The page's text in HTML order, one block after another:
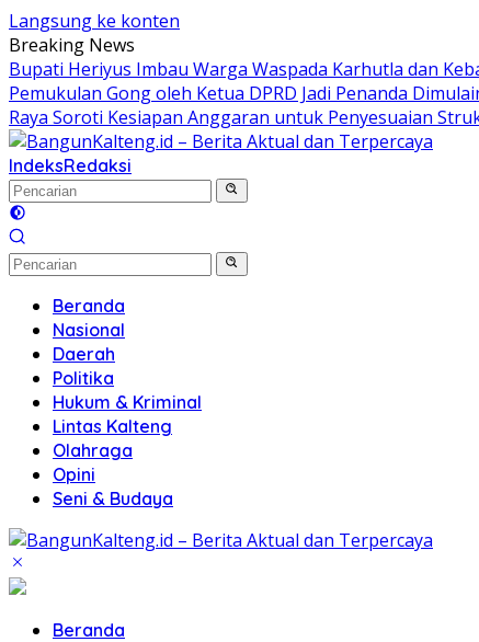
Langsung ke konten
Breaking News
Bupati Heriyus Imbau Warga Waspada Karhutla dan
Pemukulan Gong oleh Ketua DPRD Jadi Penanda
Raya Soroti Kesiapan Anggaran untuk Penyesuaian
IndeksRedaksi
Beranda
Nasional
Daerah
Politika
Hukum & Kriminal
Lintas Kalteng
Olahraga
Opini
Seni & Budaya
Beranda